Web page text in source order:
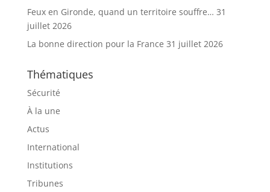
Feux en Gironde, quand un territoire souffre… 31
juillet 2026
La bonne direction pour la France 31 juillet 2026
Thématiques
Sécurité
À la une
Actus
International
Institutions
Tribunes